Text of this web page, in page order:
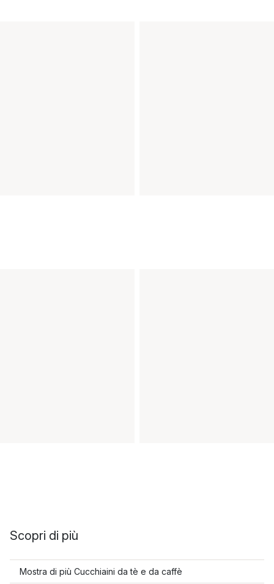
Scopri di più
Mostra di più Cucchiaini da tè e da caffè